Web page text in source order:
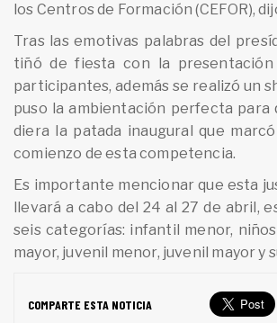
los Centros de Formación (CEFOR),
Tras las emotivas palabras del
tiñó de fiesta con la presentación
participantes, además se realizó un
puso la ambientación perfecta para
diera la patada inaugural que
comienzo de esta competencia.
Es importante mencionar que esta
llevará a cabo del 24 al 27 de abril,
seis categorías: infantil menor,
mayor, juvenil menor, juvenil mayor y
COMPARTE ESTA NOTICIA